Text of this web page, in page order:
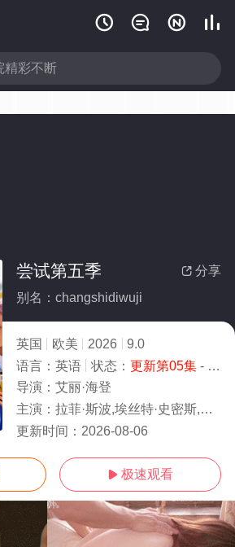
   
 分享
尝试第五季
别名：changshidiwuji
英国 欧美 2026
9.0
语言： 英语 状态： 更新第05集- 免费在线观看
导演： 艾丽·海登
主演： 拉菲·斯波,埃丝特·史密斯,达伦·博伊德,珊·布鲁克,夏洛特·莱利,西莉亚·伊姆里,科林·摩根,斯嘉丽·雷纳
更新时间： 2026-08-06
 极速观看